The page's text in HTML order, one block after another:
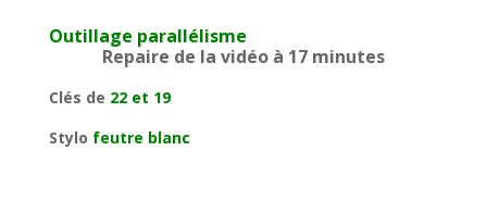
Outillage parallélisme
Repaire de la vidéo à 17 minutes
Clés de 22 et 19
Stylo feutre blanc